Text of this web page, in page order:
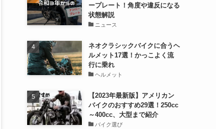
ープレート！角度や違反になる
状態解説
ニュース
ネオクラシックバイクに合うヘ
ルメット17選！かっこよく流
行に乗れ
ヘルメット
【2023年最新版】アメリカン
バイクのおすすめ29選！250cc
～400cc、大型まで紹介
バイク選び